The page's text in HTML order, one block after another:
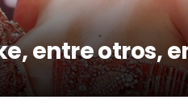
entre otros,